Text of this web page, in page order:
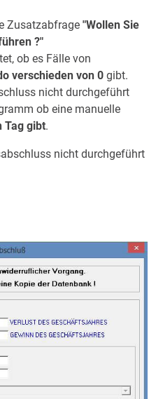
Zusatzabfrage "Wollen Sie
?"
ob es Fälle von
verschieden von 0 gibt.
nicht durchgeführt
ob eine manuelle
Tag gibt.
nicht durchgeführt